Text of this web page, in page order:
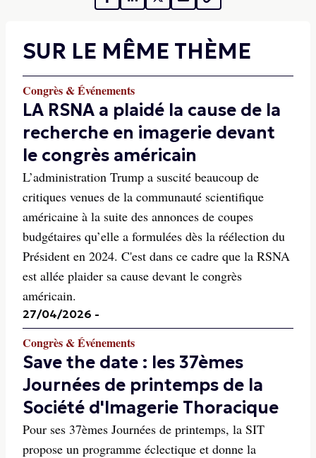
SUR LE MÊME THÈME
Congrès & Événements
LA RSNA a plaidé la cause de la
recherche en imagerie devant
le congrès américain
L’administration Trump a suscité beaucoup de
critiques venues de la communauté scientifique
américaine à la suite des annonces de coupes
budgétaires qu’elle a formulées dès la réélection du
Président en 2024. C'est dans ce cadre que la RSNA
est allée plaider sa cause devant le congrès
américain.
27/04/2026 -
Congrès & Événements
Save the date : les 37èmes
Journées de printemps de la
Société d'Imagerie Thoracique
Pour ses 37èmes Journées de printemps, la SIT
propose un programme éclectique et donne la